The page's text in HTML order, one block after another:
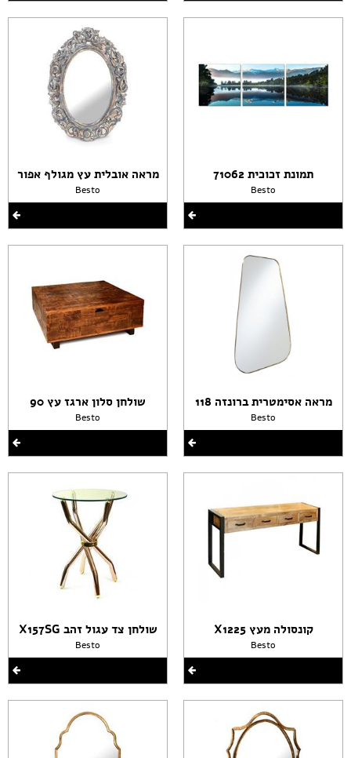
תמונת זכוכית 71062
Besto
מראה אסימטרית ברונזה 118
Besto
קונסולה מעץ X1225
Besto
מראה אובלית עץ מגולף אפור
Besto
שולחן סלון ארגז עץ 90
Besto
שולחן צד עגול זהב X157SG
Besto